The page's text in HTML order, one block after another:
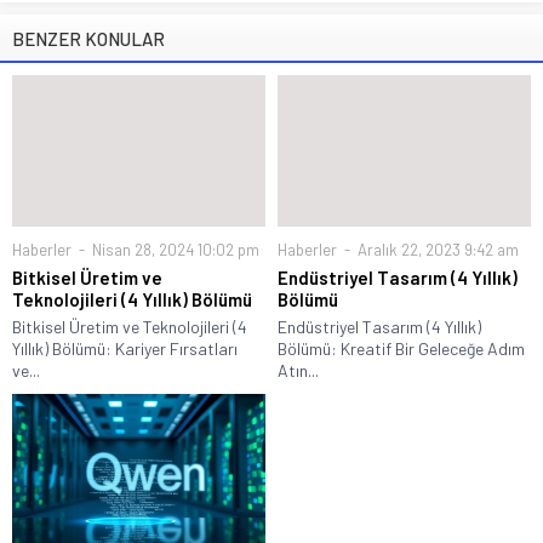
BENZER KONULAR
Haberler Nisan 28, 2024 10:02 pm
Bitkisel Üretim ve
Teknolojileri (4 Yıllık) Bölümü
Bitkisel Üretim ve Teknolojileri (4
Yıllık) Bölümü: Kariyer Fırsatları
ve...
Haberler Aralık 22, 2023 9:42 am
Endüstriyel Tasarım (4 Yıllık)
Bölümü
Endüstriyel Tasarım (4 Yıllık)
Bölümü: Kreatif Bir Geleceğe Adım
Atın...